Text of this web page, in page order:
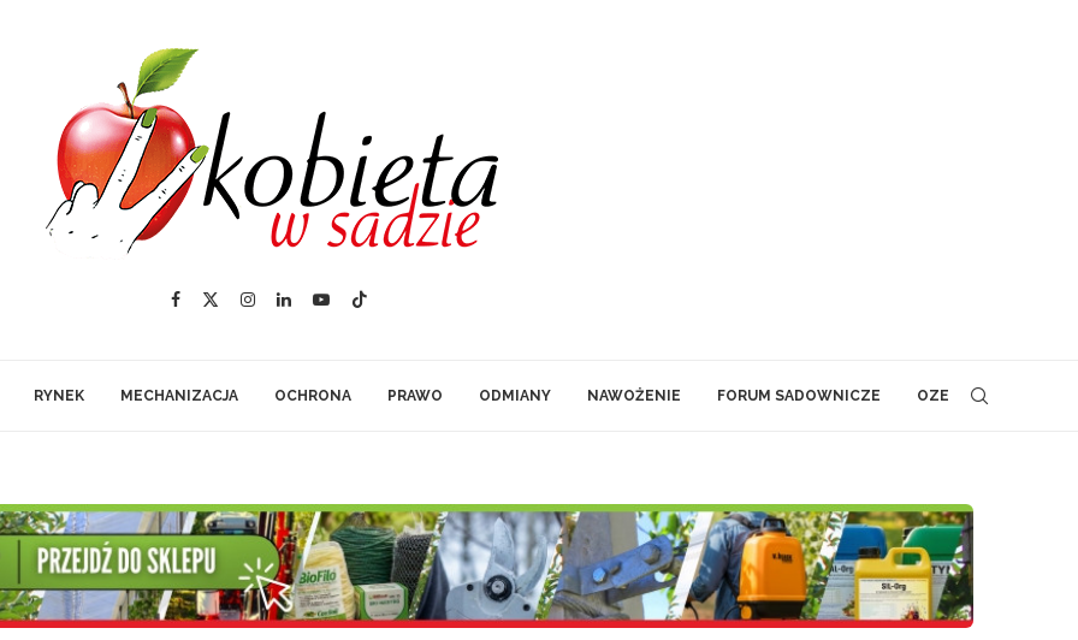
RYNEK MECHANIZACJA OCHRONA PRAWO ODMIANY NAWOŻENIE FORUM SADOWNICZE OZE